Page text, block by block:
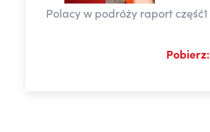
Polacy w podróży raport część1
Pobierz: